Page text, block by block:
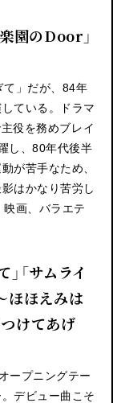
園のDoor」
て」だが、84年
ている。ドラマ
役を務めブレイ
し、80年代後半
が苦手なため、
はかなり苦労し
画、バラエテ
「サムライ
ほほえみは
けてあげ
ープニングテー
デビュー曲こそ